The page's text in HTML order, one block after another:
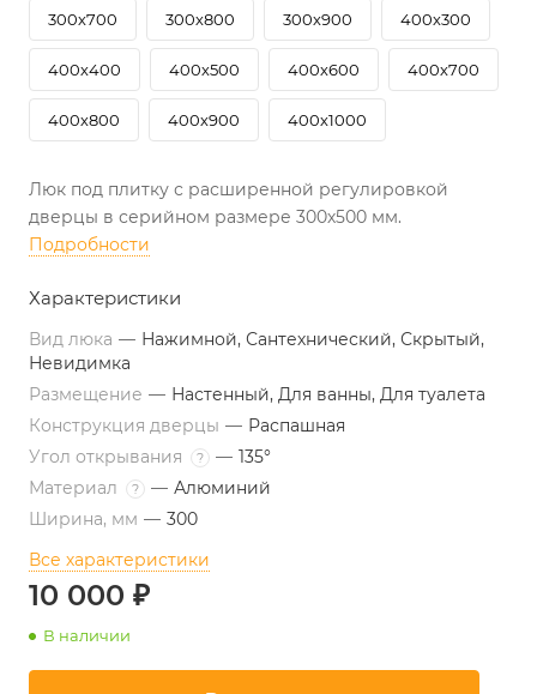
300х700 300х800 300х900 400х300
400х400 400х500 400х600 400х700
400х800 400х900 400х1000
Люк под плитку с расширенной регулировкой
дверцы в серийном размере 300х500 мм.
Подробности
Характеристики
Вид люка — Нажимной, Сантехнический, Скрытый,
Невидимка
Размещение — Настенный, Для ванны, Для туалета
Конструкция дверцы — Распашная
Угол открывания
? — 135°
Материал
? — Алюминий
Ширина, мм — 300
Все характеристики
10 000 ₽
В наличии